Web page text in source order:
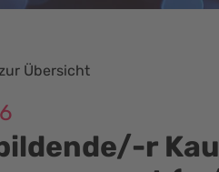
Übersicht
r